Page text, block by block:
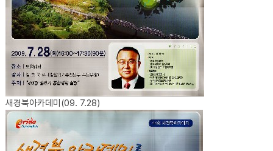
새경북아카데미(09. 7.28)